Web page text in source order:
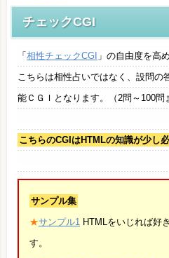
チェックCGI
「 相性チェックCGI 」の自由度を高
こちらは相性占いではなく、設問の
能ＣＧＩとなります。（2問～100問
こちらのCGIはHTMLの知識が少し必
サンプル集
★サンプル1HTMLをいじれば好
す。